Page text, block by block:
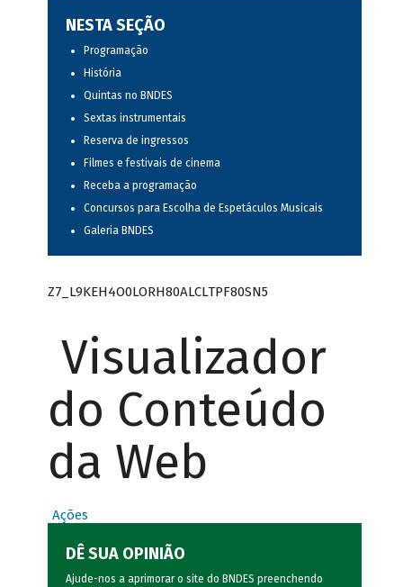
NESTA SEÇÃO
Programação
História
Quintas no BNDES
Sextas instrumentais
Reserva de ingressos
Filmes e festivais de cinema
Receba a programação
Concursos para Escolha de Espetáculos Musicais
Galeria BNDES
Z7_L9KEH4O0LORH80ALCLTPF80SN5
Visualizador
do Conteúdo
da Web
Ações
DÊ SUA OPINIÃO
Ajude-nos a aprimorar o site do BNDES preenchendo